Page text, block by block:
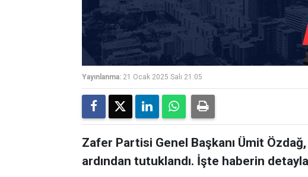
Yayınlanma: 21 Ocak 2025 Salı 21:05
Zafer Partisi Genel Başkanı Ümit
ardından tutuklandı. İşte haberin